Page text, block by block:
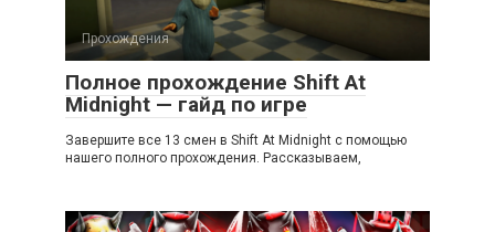
Прохождения
Полное прохождение Shift At
Midnight — гайд по игре
Завершите все 13 смен в Shift At Midnight с помощью
нашего полного прохождения. Рассказываем,